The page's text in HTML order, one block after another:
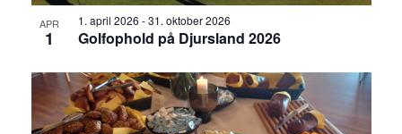
APR
1
1. april 2026 -31. oktober 2026
Golfophold på Djursland 2026